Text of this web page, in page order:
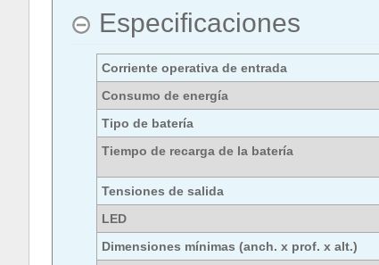
Especificaciones
Corriente operativa de entrada
Consumo de energía
Tipo de batería
Tiempo de recarga de la batería
Tensiones de salida
LED
Dimensiones mínimas (anch. x prof. x alt.)